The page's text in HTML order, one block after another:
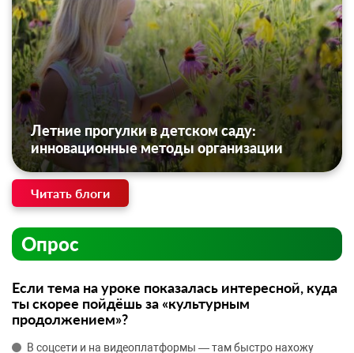
Летние прогулки в детском саду:
инновационные методы организации
Читать блоги
Опрос
Если тема на уроке показалась интересной, куда
ты скорее пойдёшь за «культурным
продолжением»?
В соцсети и на видеоплатформы — там быстро нахожу